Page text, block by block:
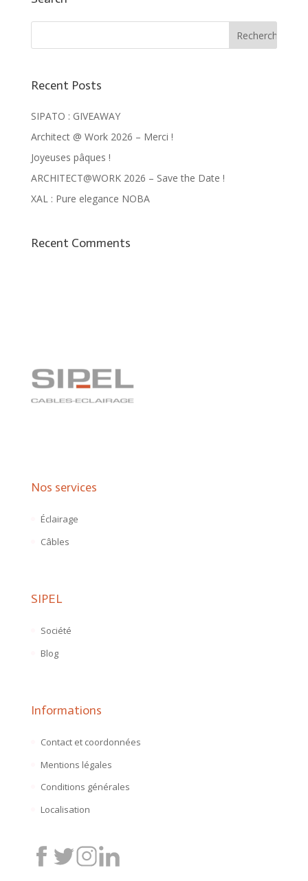
Recent Posts
SIPATO : GIVEAWAY
Architect @ Work 2026 – Merci !
Joyeuses pâques !
ARCHITECT@WORK 2026 – Save the Date !
XAL : Pure elegance NOBA
Recent Comments
Nos services
Éclairage
Câbles
SIPEL
Société
Blog
Informations
Contact et coordonnées
Mentions légales
Conditions générales
Localisation